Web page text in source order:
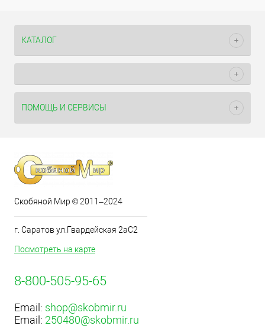
КАТАЛОГ
ПОМОЩЬ И СЕРВИСЫ
Скобяной Мир © 2011–2024
г. Саратов ул.Гвардейская 2аС2
Посмотреть на карте
8-800-505-95-65
Email: shop@skobmir.ru
Email: 250480@skobmir.ru